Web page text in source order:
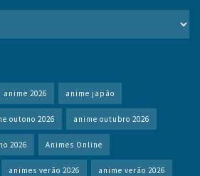
anime 2026 anime japão
outono 2026 anime outubro 2026
2026 Animes Online
animes verão 2026 anime verão 2026